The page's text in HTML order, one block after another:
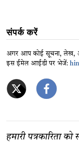
संपर्क करें
अगर आप कोई सूचना, लेख,
इस ईमेल आईडी पर भेजें:
हमारी पत्रकारिता